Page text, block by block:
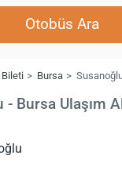
Otobüs Ara
Bursa
- Bursa Ulaşım